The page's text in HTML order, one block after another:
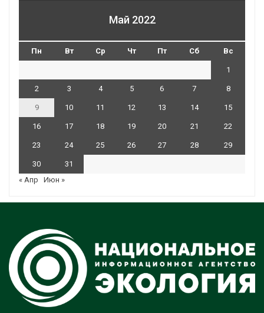
Май 2022
Пн Вт Ср Чт Пт Сб Вс
1
2 3 4 5 6 7 8
9 10 11 12 13 14 15
16 17 18 19 20 21 22
23 24 25 26 27 28 29
30
31
« Апр
Июн »